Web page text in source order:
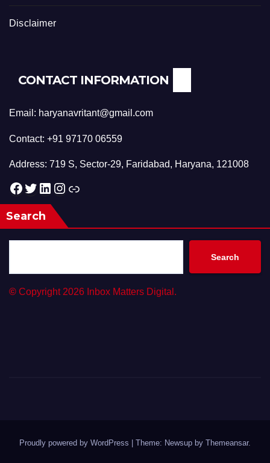
Disclaimer
CONTACT INFORMATION
Email: haryanavritant@gmail.com
Contact: +91 97170 06559
Address: 719 S, Sector-29, Faridabad, Haryana, 121008
Facebook Twitter LinkedIn Instagram Link
Search
Search
© Copyright 2026 Inbox Matters Digital.
Proudly powered by WordPress | Theme: Newsup by Themeansar.